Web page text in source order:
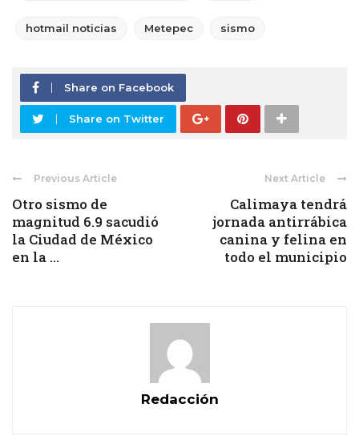
hotmail noticias Metepec sismo
Share on Facebook
Share on Twitter
Previous Article
Otro sismo de
magnitud 6.9 sacudió
la Ciudad de México
en la ...
Next Article
Calimaya tendrá
jornada antirrábica
canina y felina en
todo el municipio
Redacción